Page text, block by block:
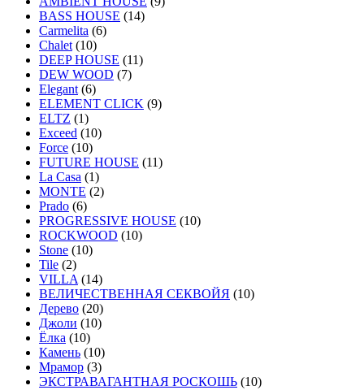
BASS HOUSE (14)
Carmelita (6)
Chalet (10)
DEEP HOUSE (11)
DEW WOOD (7)
Elegant (6)
ELEMENT CLICK (9)
ELTZ (1)
Exceed (10)
Force (10)
FUTURE HOUSE (11)
La Casa (1)
MONTE (2)
Prado (6)
PROGRESSIVE HOUSE (10)
ROCKWOOD (10)
Stone (10)
Tile (2)
VILLA (14)
ВЕЛИЧЕСТВЕННАЯ СЕКВОЙЯ (10)
Дерево (20)
Джоли (10)
Ёлка (10)
Камень (10)
Мрамор (3)
ЭКСТРАВАГАНТНАЯ РОСКОШЬ (10)